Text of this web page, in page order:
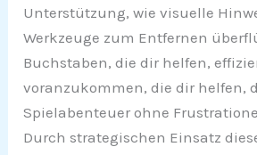
Unterstützung, wie visuelle
Werkzeuge zum Entfernen
Buchstaben, die dir helfen,
voranzukommen, die dir helfen,
Spielabenteuer ohne
Durch strategischen Einsatz